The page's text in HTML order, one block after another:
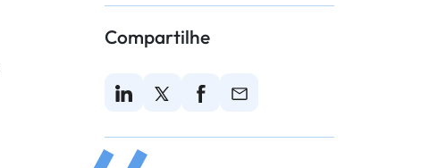
plataformas, com foco em
tecnologias como React, Node.js e
sistemas distribuídos. Possui
desenvolvimento web (Microsoft 70-
480). Apaixonado por resolver
simples.
Compartilhe